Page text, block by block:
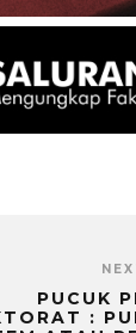
PUCUK
: